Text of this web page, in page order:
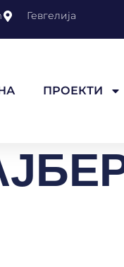
Гевгелија
ПРОЕКТИ